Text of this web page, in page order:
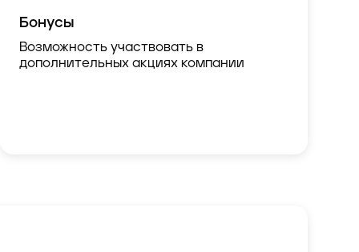
Бонусы
Возможность участвовать в
дополнительных акциях компании